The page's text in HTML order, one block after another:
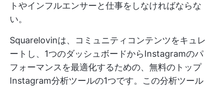
トやインフルエンサーと仕事をしなければならな
い。
Squarelovinは、コミュニティコンテンツをキュレ
ートし、1つのダッシュボードからInstagramのパ
フォーマンスを最適化するための、無料のトップ
Instagram分析ツールの1つです。この分析ツール